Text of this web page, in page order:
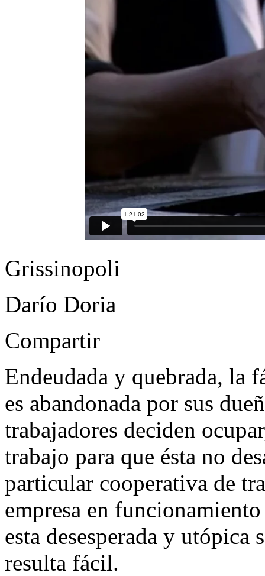
Grissinopoli
Darío Doria
Compartir
Endeudada y quebrada, la
es abandonada por sus
trabajadores deciden
trabajo para que ésta no
particular cooperativa de
empresa en
esta desesperada y utópica
resulta fácil.